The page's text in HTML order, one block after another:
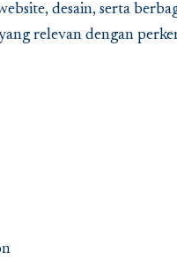
desain, serta
relevan dengan